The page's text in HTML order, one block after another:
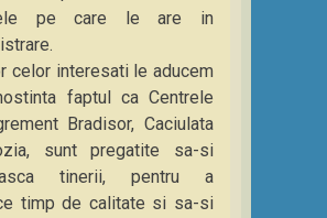
pe care le are in
celor interesati le aducem
faptul ca Centrele
Bradisor, Caciulata
sunt pregatite sa-si
tinerii, pentru a
timp de calitate si sa-si